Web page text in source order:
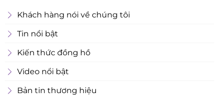
Khách hàng nói về chúng tôi
Tin nổi bật
Kiến thức đồng hồ
Video nổi bật
Bản tin thương hiệu